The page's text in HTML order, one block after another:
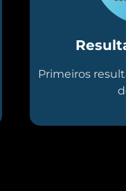
Primeiros